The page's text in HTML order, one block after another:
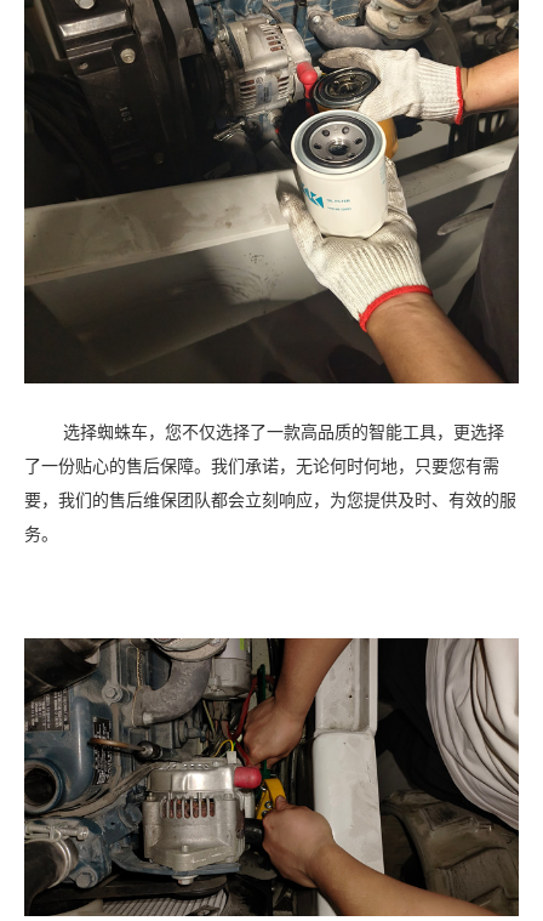
选择蜘蛛车，您不仅选择了一款高品质的智能工具，更选择
了一份贴心的售后保障。我们承诺，无论何时何地，只要您有需
要，我们的售后维保团队都会立刻响应，为您提供及时、有效的服
务。